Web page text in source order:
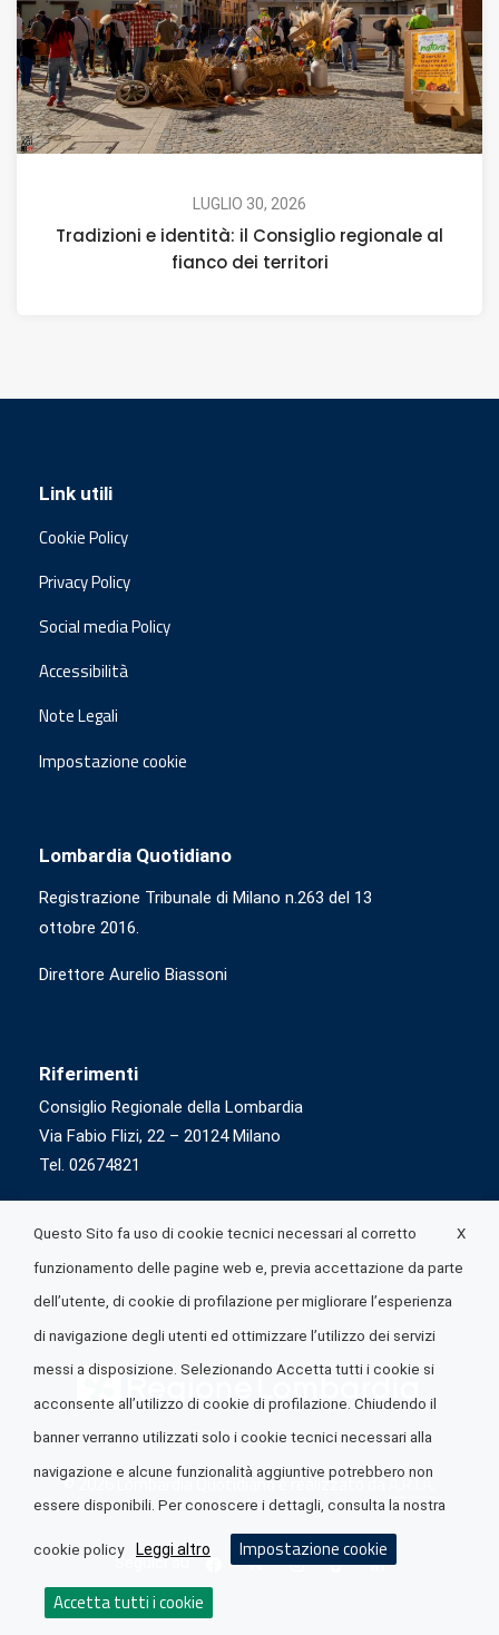
LUGLIO 30, 2026
Tradizioni e identità: il Consiglio regionale al
fianco dei territori
Link utili
Cookie Policy
Privacy Policy
Social media Policy
Accessibilità
Note Legali
Impostazione cookie
Lombardia Quotidiano
Registrazione Tribunale di Milano n.263 del 13
ottobre 2016.
Direttore Aurelio Biassoni
Riferimenti
Consiglio Regionale della Lombardia
Via Fabio Flizi, 22 – 20124 Milano
Tel. 02674821
© 2026 Lombardia Quotidiano è realizzato daA.R.I.A.
Seguici su
X
Questo Sito fa uso di cookie tecnici necessari al corretto
funzionamento delle pagine web e, previa accettazione da parte
dell’utente, di cookie di profilazione per migliorare l’esperienza
di navigazione degli utenti ed ottimizzare l’utilizzo dei servizi
messi a disposizione. Selezionando Accetta tutti i cookie si
acconsente all’utilizzo di cookie di profilazione. Chiudendo il
banner verranno utilizzati solo i cookie tecnici necessari alla
navigazione e alcune funzionalità aggiuntive potrebbero non
essere disponibili. Per conoscere i dettagli, consulta la nostra
cookie policy Leggi altro Impostazione cookie
Accetta tutti i cookie